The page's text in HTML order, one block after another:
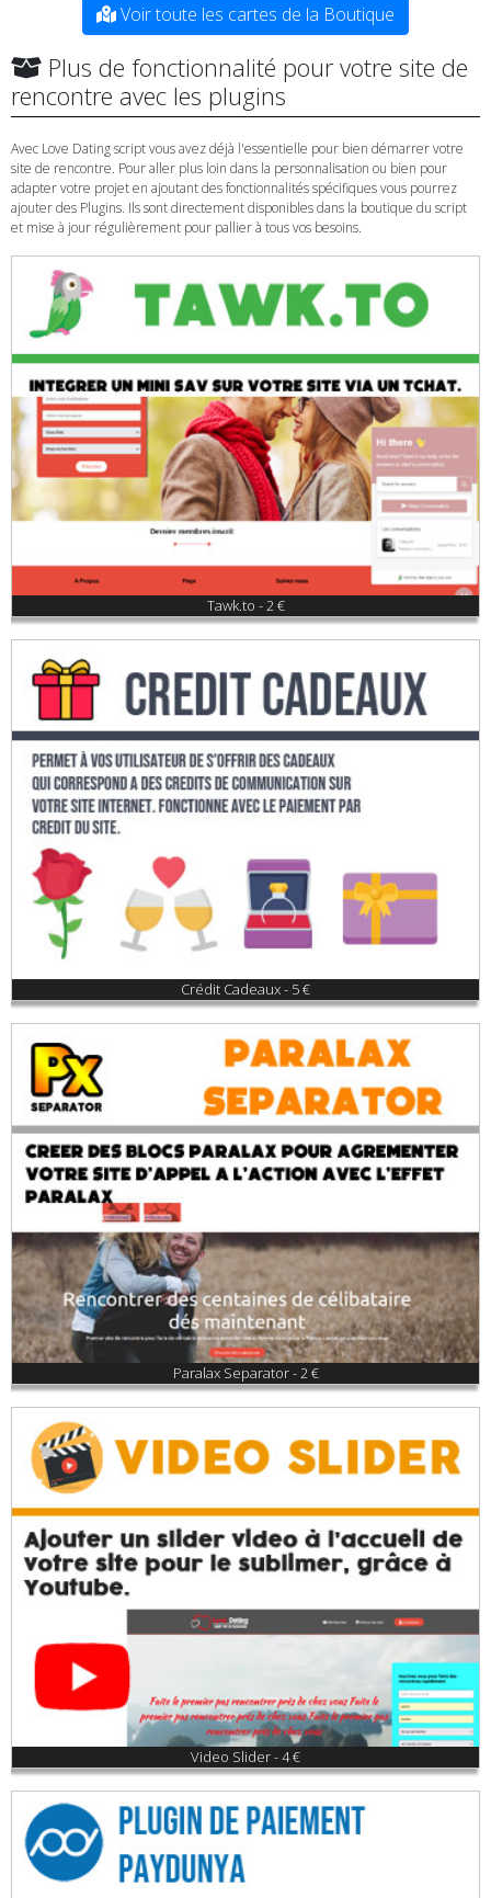
Voir toute les cartes de la Boutique
Plus de fonctionnalité pour votre site de
rencontre avec les plugins
Avec Love Dating script vous avez déjà l'essentielle pour bien démarrer votre
site de rencontre. Pour aller plus loin dans la personnalisation ou bien pour
adapter votre projet en ajoutant des fonctionnalités spécifiques vous pourrez
ajouter des Plugins. Ils sont directement disponibles dans la boutique du script
et mise à jour régulièrement pour pallier à tous vos besoins.
Tawk.to - 2 €
Crédit Cadeaux - 5 €
Paralax Separator - 2 €
Video Slider - 4 €